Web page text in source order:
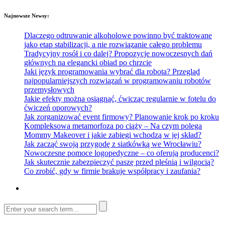
Najnowsze Newsy:
Dlaczego odtruwanie alkoholowe powinno być traktowane
jako etap stabilizacji, a nie rozwiązanie całego problemu
Tradycyjny rosół i co dalej? Propozycje nowoczesnych dań
głównych na elegancki obiad po chrzcie
Jaki język programowania wybrać dla robota? Przegląd
najpopularniejszych rozwiązań w programowaniu robotów
przemysłowych
Jakie efekty można osiągnąć, ćwicząc regularnie w fotelu do
ćwiczeń oporowych?
Jak zorganizować event firmowy? Planowanie krok po kroku
Kompleksowa metamorfoza po ciąży – Na czym polega
Mommy Makeover i jakie zabiegi wchodzą w jej skład?
Jak zacząć swoją przygodę z siatkówką we Wrocławiu?
Nowoczesne pomoce logopedyczne – co oferują producenci?
Jak skutecznie zabezpieczyć paszę przed pleśnią i wilgocią?
Co zrobić, gdy w firmie brakuje współpracy i zaufania?